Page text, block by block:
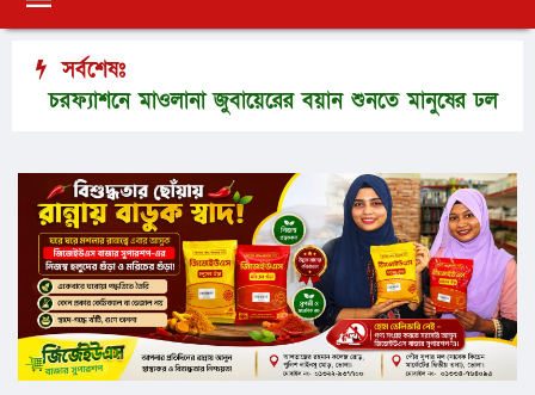
সর্বশেষঃ
মাওলানা জুবায়েরের বয়ান শুনতে মানুষের ঢল